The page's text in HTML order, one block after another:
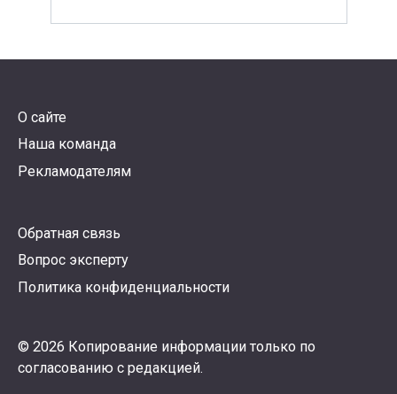
О сайте
Наша команда
Рекламодателям
Обратная связь
Вопрос эксперту
Политика конфиденциальности
© 2026 Копирование информации только по
согласованию с редакцией.